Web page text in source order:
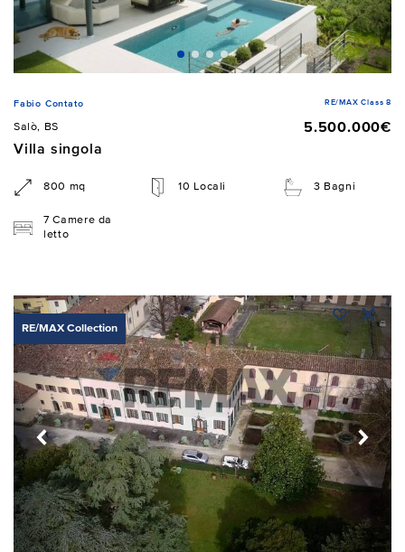
Fabio Contato RE/MAX Class 8
Salò, BS
5.500.000€
Villa singola
800 mq 10 Locali 3 Bagni
7 Camere da
letto
RE/MAX Collection